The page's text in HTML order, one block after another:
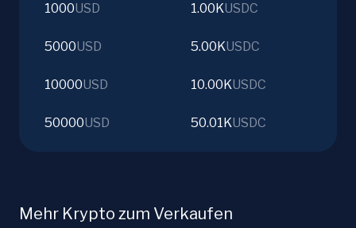
1000USD 1.00KUSDC
5000USD 5.00KUSDC
10000USD 10.00KUSDC
50000USD 50.01KUSDC
Mehr Krypto zum Verkaufen